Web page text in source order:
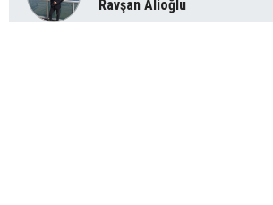
Ravşan Alioğlu